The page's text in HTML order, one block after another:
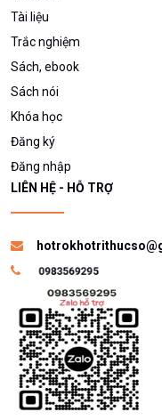
Tài liệu
Trắc nghiệm
Sách, ebook
Sách nói
Khóa học
Đăng ký
Đăng nhập
LIÊN HỆ - HỖ TRỢ